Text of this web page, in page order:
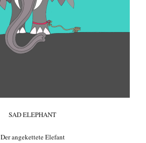
SAD ELEPHANT
Der angekettete Elefant